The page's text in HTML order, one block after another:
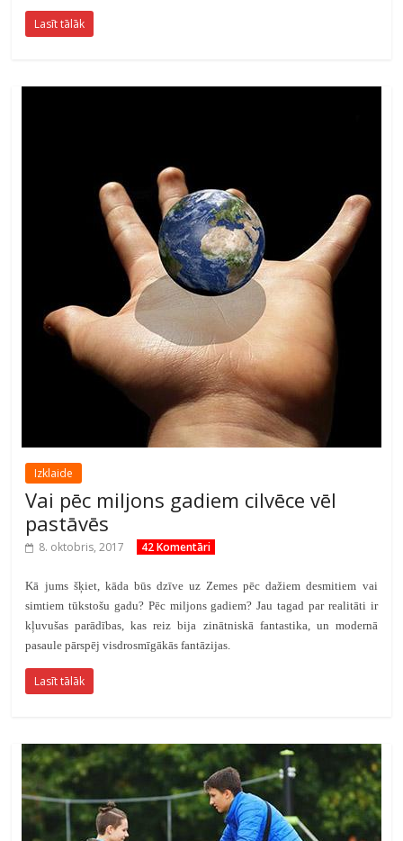
Lasīt tālāk
Izklaide
Vai pēc miljons gadiem cilvēce vēl
pastāvēs
8. oktobris, 2017 42 Komentāri
Kā jums šķiet, kāda būs dzīve uz Zemes pēc dažiem desmitiem vai
simtiem tūkstošu gadu? Pēc miljons gadiem? Jau tagad par realitāti ir
kļuvušas parādības, kas reiz bija zinātniskā fantastika, un modernā
pasaule pārspēj visdrosmīgākās fantāzijas.
Lasīt tālāk